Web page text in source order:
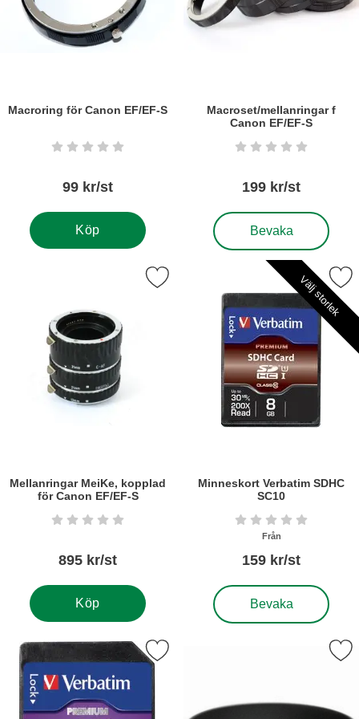
Macroring för Canon EF/EF-S
Art. nr5361 Betyg: 0 stjärnor av 5
99 kr/st
Köp
Macroset/mellanringar f
Canon EF/EF-S
Art. nr5252 Betyg: 0 stjärnor
199 kr/st
Bevaka
, Macroset/mellanringar f
Mellanringar MeiKe, kopplad
för Canon EF/EF-S
Art. nr5912 Betyg: 0 stjärnor av 5
895 kr/st
Köp
mellanringar MeiKe, kopplad för Canon EF/EF-S som favorit
Välj storlek
Minneskort Verbatim SDHC
SC10
Art. nr6280 Betyg: 0 stjärnor
Från
159 kr/st
Bevaka
, Minneskort Verbatim
Markera minneskort
Markera minneskort Verbatim SDXC SC10 som favorit
Markera motljusskydd motsv.